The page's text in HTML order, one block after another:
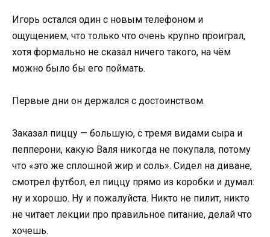
Игорь остался один с новым телефоном и
ощущением, что только что очень крупно проиграл,
хотя формально не сказал ничего такого, на чём
можно было бы его поймать.
Первые дни он держался с достоинством.
Заказал пиццу — большую, с тремя видами сыра и
пепперони, какую Валя никогда не покупала, потому
что «это же сплошной жир и соль». Сидел на диване,
смотрел футбол, ел пиццу прямо из коробки и думал:
ну и хорошо. Ну и пожалуйста. Никто не пилит, никто
не читает лекции про правильное питание, делай что
хочешь.